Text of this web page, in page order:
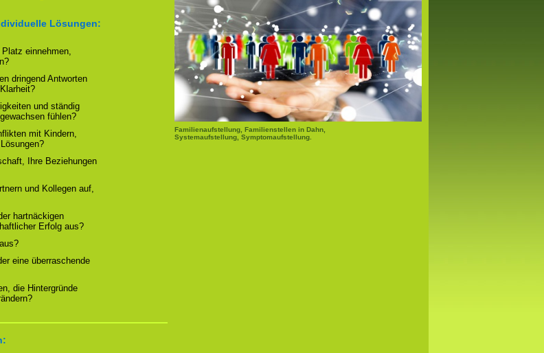
Familienaufstellung, Familienstellen in Dahn,
Systemaufstellung, Symptomaufstellung.
Lösungen:
einnehmen,
dringend Antworten
und ständig
fühlen?
mit Kindern,
Ihre Beziehungen
und Kollegen auf,
hartnäckigen
Erfolg aus?
eine überraschende
die Hintergründe